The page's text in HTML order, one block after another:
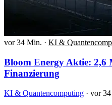
vor 34 Min. · KI &
Bloom Energy Aktie: 2,6
Finanzierung
KI & Quantencomputing · vor